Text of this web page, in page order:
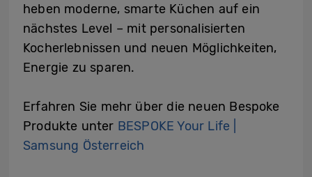
heben moderne, smarte Küchen auf ein
nächstes Level – mit personalisierten
Kocherlebnissen und neuen Möglichkeiten,
Energie zu sparen.
Erfahren Sie mehr über die neuen Bespoke
Produkte unter BESPOKE Your Life |
Samsung Österreich